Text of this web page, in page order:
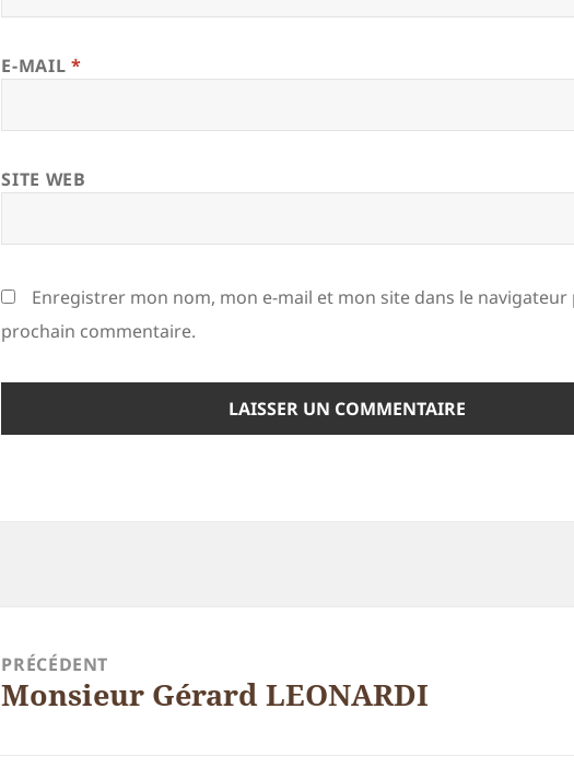
E-MAIL *
SITE WEB
Enregistrer mon nom, mon e-mail et mon site dans le
prochain commentaire.
PRÉCÉDENT
Article
Monsieur Gérard LEONARDI